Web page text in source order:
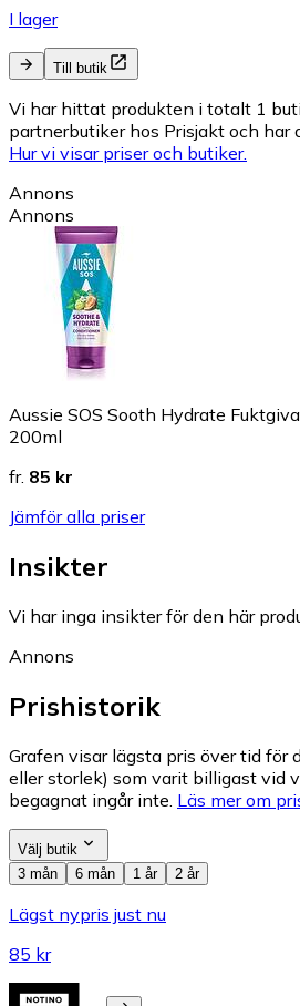
I lager
Till butik
Vi har hittat produkten i totalt 1
partnerbutiker hos Prisjakt och har
Hur vi visar priser och butiker.
Annons
Annons
Aussie SOS Sooth Hydrate
200ml
fr. 85 kr
Jämför alla priser
Insikter
Vi har inga insikter för den här
Annons
Prishistorik
Grafen visar lägsta pris över tid för
eller storlek) som varit billigast vid
begagnat ingår inte. Läs mer om
Välj butik
3 mån
6 mån 1 år 2 år
Lägst nypris just nu
85 kr